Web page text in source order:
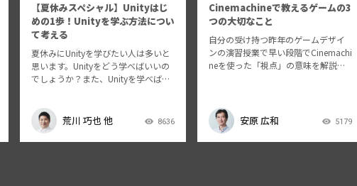
【夏休みスペシャル】Unityはじ
めの1歩！Unityを学ぶ方法につい
て考える
夏休みにUnityを学びたい人は多いと
思います。Unityをどう学べばいいの
でしょうか？また、Unityを学べばど
ちからいろいろ話を聞いてみましょ
う。これからUnityを…
荒川 巧也 他 8636
Cinemachineで教えるゲームの3
つの大切なこと
自分の受け持つ昨年のゲームデザイ
ンの演習授業で早い段階でCinemachi
neを使った「視点」の意味を解説す
ます。 講演スライドは動画内のスラ
イ…
安原 広和 5179